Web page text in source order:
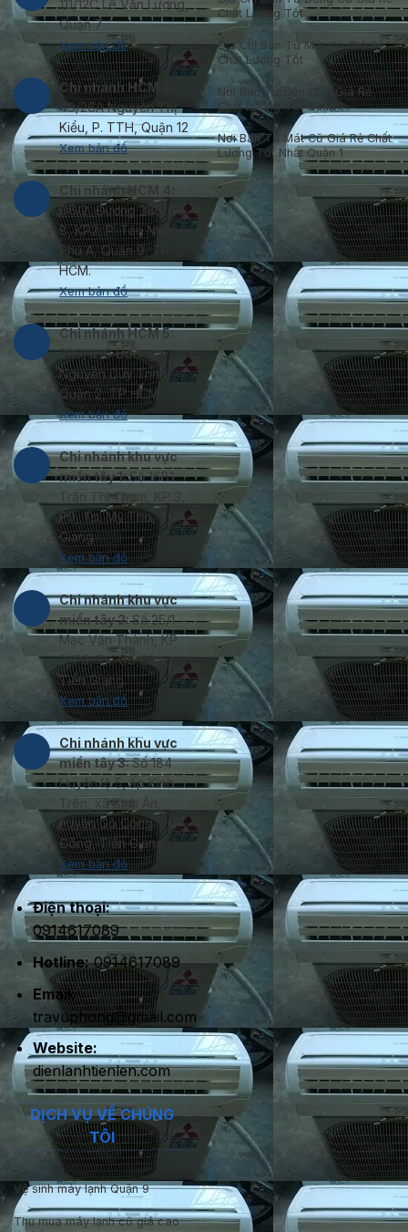
111/12C Lê Văn Lương,
Quận 7
Xem bản đồ
Chi nhánh HCM 3:
49/26A Nguyễn Thị
Kiểu, P. TTH, Quận 12
Xem bản đồ
Chi nhánh HCM 4:
D6/2, Đường 385, Tổ
8, KP2, P. Tân Nhơn
Phú A, Quận 9, TP
HCM.
Xem bản đồ
Chi nhánh HCM 5:
289/12/6 Đường
Nguyễn Duy Trinh,
Quận 2, TP HCM.
Xem bản đồ
Chi nhánh khu vực
miền tây 1:Số 16B1
Trần Thị Thơm, KP 3,
P9, Tp. Mỹ Tho, Tiền
Giang
Xem bản đồ
Chi nhánh khu vực
miền tây 2:Số 25/1
Mạc Văn Thành, KP
3, P3, Tx. Gò Công,
Tiền Giang
Xem bản đồ
Chi nhánh khu vực
miền tây 3:Số 184
Huyện lộ 5, ấp Kinh
Trên, xã Bình Ân,
huyện Gò Công
Đông, Tiền Giang
Xem bản đồ
Điện thoại:
0914617089
Hotline:0914617089
Email:
travuphong@gmail.com
Website:
dienlanhtienlen.com
Chất Lượng Tốt
Địa Chỉ Bán Tủ Mát Cũ Giá Rẻ
Chất Lượng Tốt
Nơi Bán Tủ Đông Cũ Giá Rẻ
Chất Lượng Tốt Quận 1
Nơi Bán Tủ Mát Cũ Giá Rẻ Chất
Lượng Tốt Nhất Quận 1
DỊCH VỤ VỀ CHÚNG
TÔI
Vệ sinh máy lạnh Quận 9
Thu mua máy lạnh cũ giá cao